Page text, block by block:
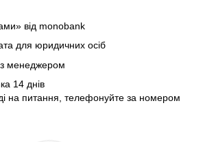
від monobank
для юридичних осіб
менеджером
14 днів
на питання, телефонуйте за номером